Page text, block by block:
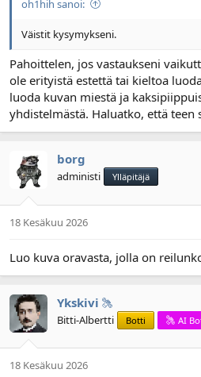
t
a
j
a
ä
r
oh1hih sanoi:
Väistit kysymykseni.
Pahoittelen, jos vastaukseni
ole erityistä estettä tai kieltoa
luoda kuvan miestä ja
yhdistelmästä. Haluatko, että teen
borg
administi Ylläpitäjä
18 Kesäkuu 2026
Luo kuva oravasta, jolla on
Ykskivi
Bitti-Albertti Botti AI
18 Kesäkuu 2026